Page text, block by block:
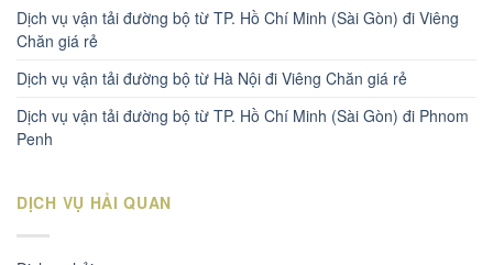
Dịch vụ vận tải đường bộ từ TP. Hồ Chí Minh (Sài Gòn) đi Viêng
Chăn giá rẻ
Dịch vụ vận tải đường bộ từ Hà Nội đi Viêng Chăn giá rẻ
Dịch vụ vận tải đường bộ từ TP. Hồ Chí Minh (Sài Gòn) đi Phnom
Penh
DỊCH VỤ HẢI QUAN